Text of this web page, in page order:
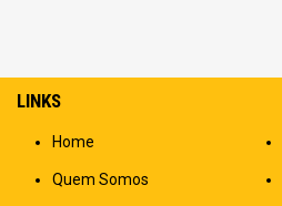
LINKS
Home
Quem Somos